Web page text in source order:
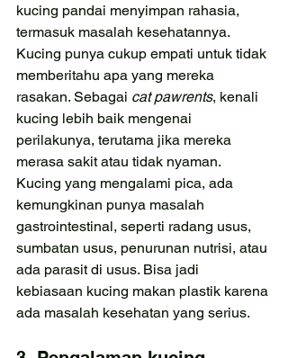
kucing pandai menyimpan rahasia,
termasuk masalah kesehatannya.
Kucing punya cukup empati untuk tidak
memberitahu apa yang mereka
rasakan. Sebagai cat pawrents, kenali
kucing lebih baik mengenai
perilakunya, terutama jika mereka
merasa sakit atau tidak nyaman.
Kucing yang mengalami pica, ada
kemungkinan punya masalah
gastrointestinal, seperti radang usus,
sumbatan usus, penurunan nutrisi, atau
ada parasit di usus. Bisa jadi
kebiasaan kucing makan plastik karena
ada masalah kesehatan yang serius.